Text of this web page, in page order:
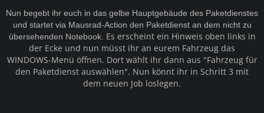
Nun begebt ihr euch in das gelbe Hauptgebäude des Paketdienstes
und startet via Mausrad-Action den Paketdienst an dem nicht zu
übersehenden Notebook. Es erscheint ein Hinweis oben links in
der Ecke und nun müsst ihr an eurem Fahrzeug das
WINDOWS-Menü öffnen. Dort wählt ihr dann aus "Fahrzeug für
den Paketdienst auswählen". Nun könnt ihr in Schritt 3 mit
dem neuen Job loslegen.